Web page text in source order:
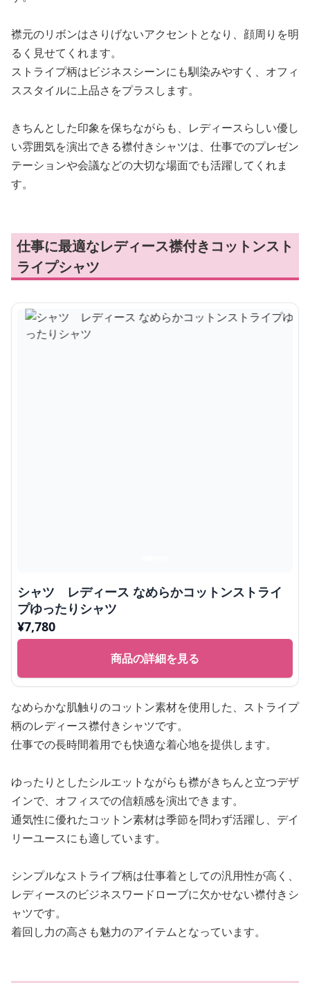
襟元のリボンはさりげないアクセントとなり、顔周りを明
るく見せてくれます。
ストライプ柄はビジネスシーンにも馴染みやすく、オフィ
ススタイルに上品さをプラスします。
きちんとした印象を保ちながらも、レディースらしい優し
い雰囲気を演出できる襟付きシャツは、仕事でのプレゼン
テーションや会議などの大切な場面でも活躍してくれま
す。
仕事に最適なレディース襟付きコットンスト
ライプシャツ
シャツ レディース なめらかコットンストライ
プゆったりシャツ
¥7,780
商品の詳細を見る
なめらかな肌触りのコットン素材を使用した、ストライプ
柄のレディース襟付きシャツです。
仕事での長時間着用でも快適な着心地を提供します。
ゆったりとしたシルエットながらも襟がきちんと立つデザ
インで、オフィスでの信頼感を演出できます。
通気性に優れたコットン素材は季節を問わず活躍し、デイ
リーユースにも適しています。
シンプルなストライプ柄は仕事着としての汎用性が高く、
レディースのビジネスワードローブに欠かせない襟付きシ
ャツです。
着回し力の高さも魅力のアイテムとなっています。